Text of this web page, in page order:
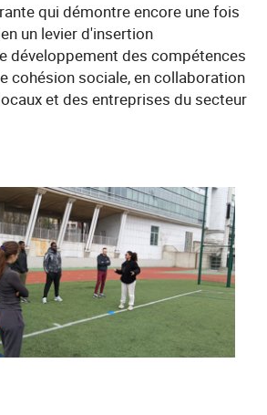
qui démontre encore une fois
un levier d'insertion
développement des compétences
cohésion sociale, en collaboration
et des entreprises du secteur